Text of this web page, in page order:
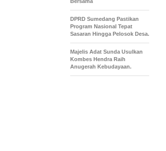
DPRD Sumedang Pastikan
Program Nasional Tepat
Sasaran Hingga Pelosok Desa.
Majelis Adat Sunda Usulkan
Kombes Hendra Raih
Anugerah Kebudayaan.